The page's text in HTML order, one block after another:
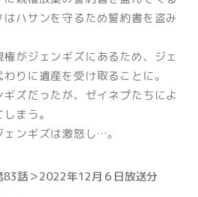
ハサンを守るため誓約書を盗み
がジェンギズにあるため、ジェ
りに遺産を受け取ることに。
ズだったが、ゼイネプたちによ
まう。
ンギズは激怒し…。
83話＞2022年12月６日放送分